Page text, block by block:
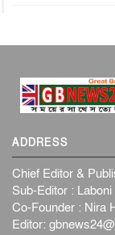
ADDRESS
Chief Editor &
Sub-Editor :
Co-Founder : Nira
Editor: